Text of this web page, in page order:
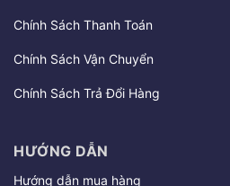
Chính Sách Thanh Toán
Chính Sách Vận Chuyển
Chính Sách Trả Đổi Hàng
HƯỚNG DẪN
Hướng dẫn mua hàng